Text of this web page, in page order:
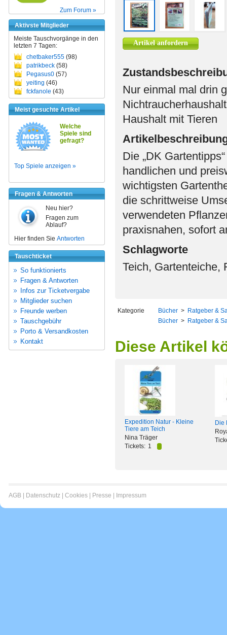
Zum Forum »
Aktivste Mitglieder
Meiste Tauschvorgänge in den
letzten 7 Tagen:
chetbaker555 (98)
patrikbeck (58)
Pegasus0 (57)
yeiting (46)
fckfanole (43)
Meist gesuchte Artikel
Welche
Spiele sind
gefragt?
Top Spiele anzeigen »
Fragen & Antworten
Neu hier?
Fragen zum
Ablauf?
Hier finden Sie Antworten
Tauschticket
So funktionierts
Fragen & Antworten
Infos zur Ticketvergabe
Mitglieder suchen
Freunde werben
Tauschgebühr
Porto & Versandkosten
Kontakt
Artikel anfordern
Nur einmal mal drin
Nichtraucherhaushalt
Haushalt mit Tieren
Die „DK
handlichen und
wichtigsten
die schrittweise
verwendeten
praxisnahen, sofort
Schlagworte
Teich, Gartenteiche,
Kategorie Bücher > Ratgeber &
Bücher > Ratgeber &
Diese Artikel
Expedition Natur - Kleine
Tiere am Teich
Nina Träger
Tickets: 1
Die
AGB Datenschutz Cookies Presse Impressum